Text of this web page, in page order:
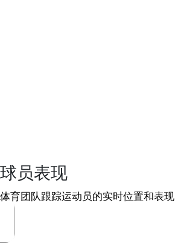
球员表现
体育团队跟踪运动员的实时位置和表现